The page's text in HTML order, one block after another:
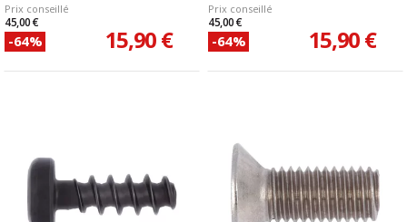
Prix conseillé
45,00 €
-64% 15,90 €
Prix conseillé
45,00 €
-64% 15,90 €